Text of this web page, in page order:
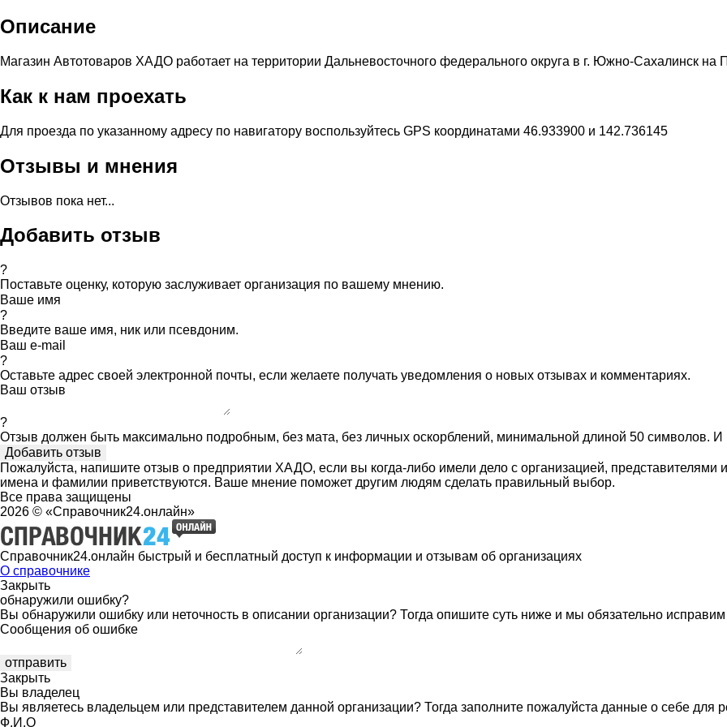
Описание
Магазин Автотоваров ХАДО работает на территории Дальневосточного федерального округа в г. Южно-Сахалинск на
Как к нам проехать
Для проезда по указанному адресу по навигатору воспользуйтесь GPS координатами 46.933900 и 142.736145
Отзывы и мнения
Отзывов пока нет...
Добавить отзыв
?
Поставьте оценку, которую заслуживает организация по вашему мнению.
Ваше имя
?
Введите ваше имя, ник или псевдоним.
Ваш e-mail
?
Оставьте адрес своей электронной почты, если желаете получать уведомления о новых отзывах и комментариях.
Ваш отзыв
?
Отзыв должен быть максимально подробным, без мата, без личных оскорблений, минимальной длиной 50 символов.
Пожалуйста, напишите отзыв о предприятии ХАДО, если вы когда-либо имели дело с организацией,
имена и фамилии приветствуются. Ваше мнение поможет другим людям сделать правильный выбор.
Все права защищены
2026 © «Справочник24.онлайн»
Справочник24.онлайн быстрый и бесплатный доступ к информации и отзывам об организациях
О справочнике
Закрыть
обнаружили ошибку?
Вы обнаружили ошибку или неточность в описании организации? Тогда опишите суть ниже и мы обязательно
Сообщения об ошибке
Закрыть
Вы владелец
Вы являетесь владельцем или представителем данной организации? Тогда заполните пожалуйста данные о себе для
Ф.И.О